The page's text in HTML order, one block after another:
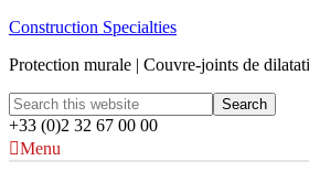
Construction Specialties
Protection murale | Couvre-joints de
+33 (0)2 32 67 00 00
Menu